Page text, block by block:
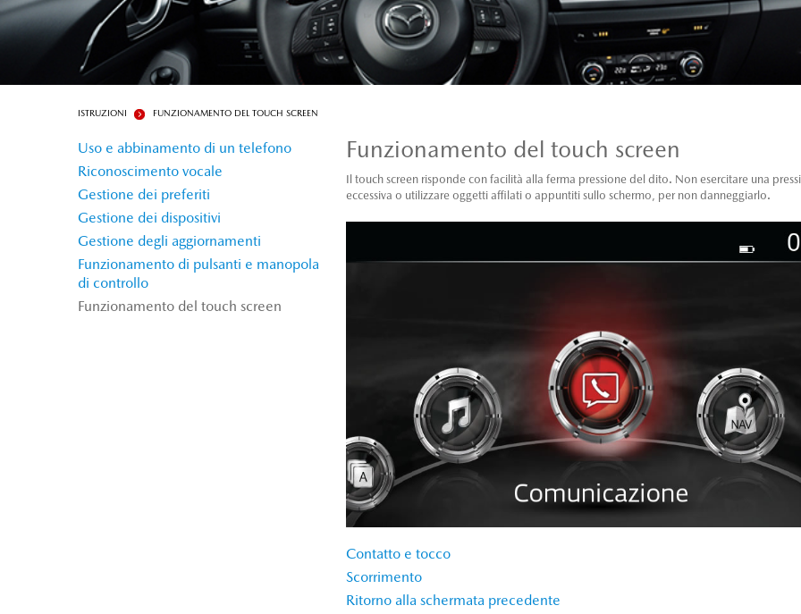
ISTRUZIONI FUNZIONAMENTO DEL TOUCH SCREEN
Uso e abbinamento di un telefono
Riconoscimento vocale
Gestione dei preferiti
Gestione dei dispositivi
Gestione degli aggiornamenti
Funzionamento di pulsanti e manopola
di controllo
Funzionamento del touch screen
Funzionamento del touch screen
Il touch screen risponde con facilità alla ferma pressione del dito. Non esercitare una
eccessiva o utilizzare oggetti affilati o appuntiti sullo schermo, per non danneggiarlo.
Contatto e tocco
Scorrimento
Ritorno alla schermata precedente